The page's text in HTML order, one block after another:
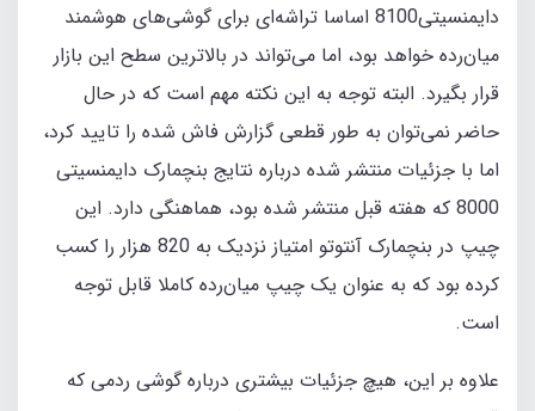
دایمنسیتی8100 اساسا تراشه‌ای برای گوشی‌های هوشمند
میان‌رده خواهد بود، اما می‌تواند در بالاترین سطح این بازار
قرار بگیرد. البته توجه به این نکته مهم است که در حال
حاضر نمی‌توان به طور قطعی گزارش فاش شده را تایید کرد،
اما با جزئیات منتشر شده درباره نتایج بنچمارک دایمنسیتی
8000 که هفته قبل منتشر شده بود، هماهنگی دارد. این
چیپ در بنچمارک آنتوتو امتیاز نزدیک به 820 هزار را کسب
کرده بود که به عنوان یک چیپ میان‌رده کاملا قابل توجه
است.
علاوه بر این، هیچ جزئیات بیشتری درباره گوشی ردمی که